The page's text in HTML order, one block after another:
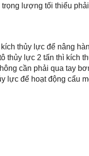
lượng tối thiểu
thủy lực để nâng
thủy lực 2 tấn thì kích
cần phải qua tay
lực để hoạt động cẩu